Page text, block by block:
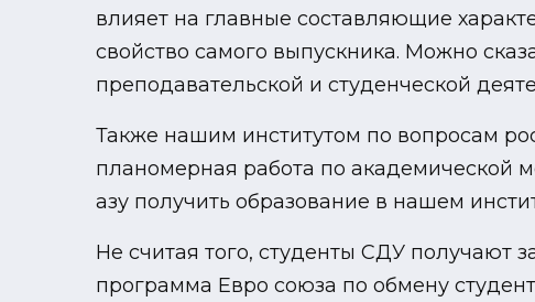
влияет на главные составляющие
свойство самого выпускника. Можно
преподавательской и студенческой
Также нашим институтом по вопросам
планомерная работа по академической
азу получить образование в нашем
Не считая того, студенты СДУ получают
программа Евро союза по обмену